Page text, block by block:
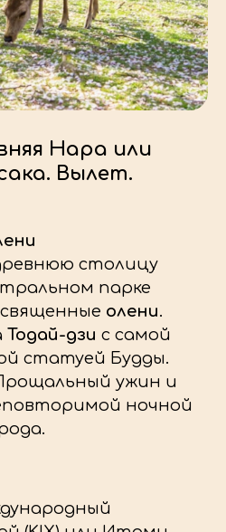
Нара или
Вылет.
столицу
парке
олени.
Тодай-дзи с самой
статуей Будды.
ужин и
ночной
САМОГО
И